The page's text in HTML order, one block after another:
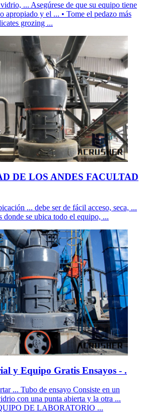
... Asegúrese de que su equipo tiene
apropiado y el ... • Tome el pedazo más
grozing ...
DE LOS ANDES FACULTAD
... debe ser de fácil acceso, seca, ...
donde se ubica todo el equipo, ...
y Equipo Gratis Ensayos - .
... Tubo de ensayo Consiste en un
con una punta abierta y la otra ...
DE LABORATORIO ...